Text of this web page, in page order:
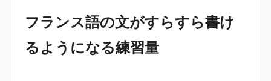
フランス語の文がすらすら書け
るようになる練習量